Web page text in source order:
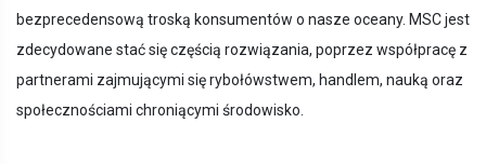
bezprecedensową troską konsumentów o nasze oceany. MSC jest
zdecydowane stać się częścią rozwiązania, poprzez współpracę z
partnerami zajmującymi się rybołówstwem, handlem, nauką oraz
społecznościami chroniącymi środowisko.